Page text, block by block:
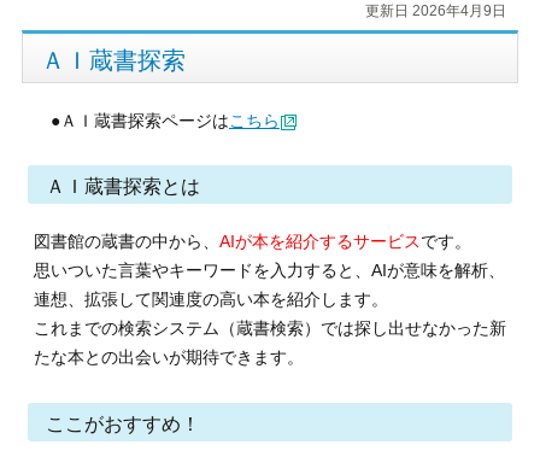
更新日 2026年4月9日
ＡＩ蔵書探索
●ＡＩ蔵書探索ページは こちら
ＡＩ蔵書探索とは
図書館の蔵書の中から、 AIが本を紹介するサービス です。
思いついた言葉やキーワードを入力すると、AIが意味を解析、
連想、拡張して関連度の高い本を紹介します。
これまでの検索システム（蔵書検索）では探し出せなかった新
たな本との出会いが期待できます。
ここがおすすめ！